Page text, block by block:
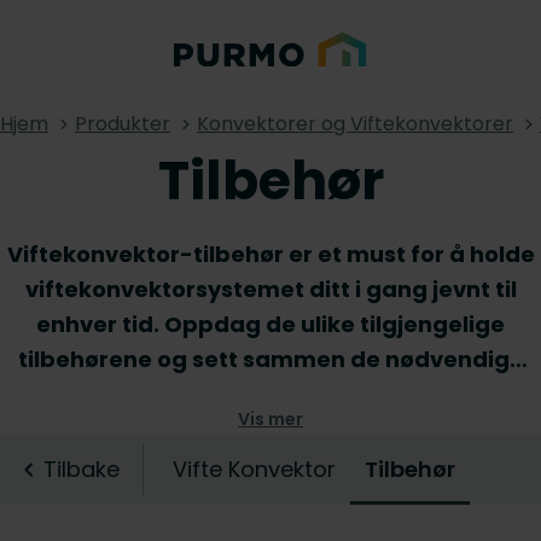
Hjem Produkter Konvektorer og Viftekonvektorer
Tilbehør
Viftekonvektor-tilbehør er et must for å holde
viftekonvektorsystemet ditt i gang jevnt til
enhver tid. Oppdag de ulike tilgjengelige
tilbehørene og sett sammen de nødvendige
garantere innendørs klimakomfort. Usikker på
hvilke viftekonvektor-tilbehør som passer
best? Ikke nøl med å ta kontakt med våre
Vis mer
Tilbake Vifte Konvektor Tilbehør